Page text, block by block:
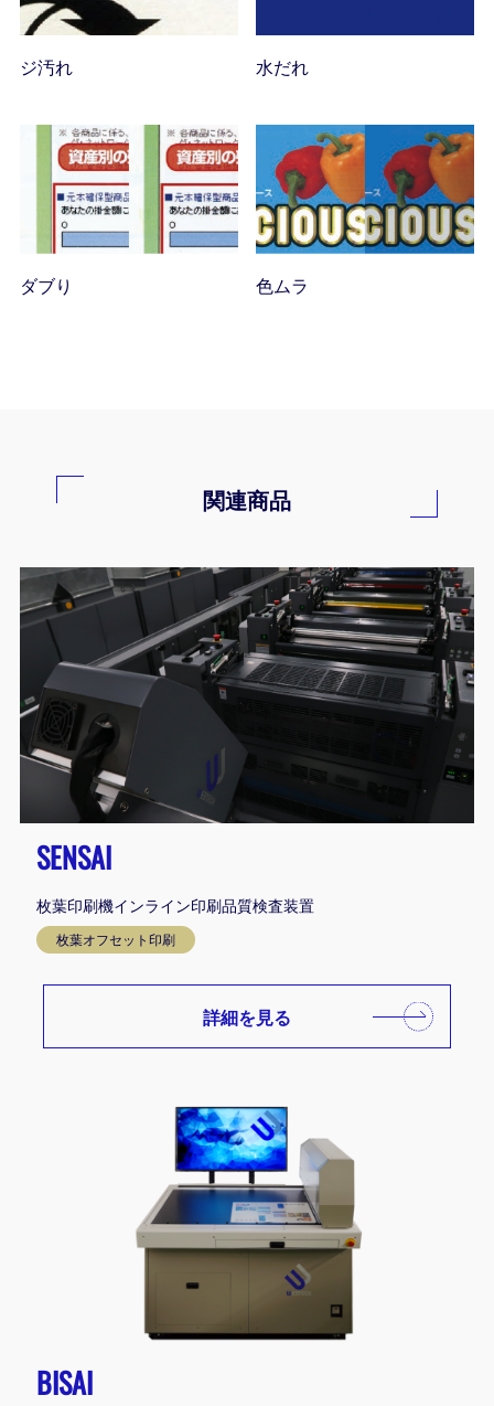
ジ汚れ 水だれ
ダブり 色ムラ
関連商品
SENSAI
枚葉印刷機インライン印刷品質検査装置
枚葉オフセット印刷
詳細を見る
BISAI